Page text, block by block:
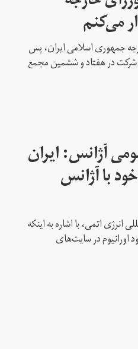
می‌کنم
جمهوری اسلامی ایران، پس
شرکت در هفتاد و ششمین مجمع
آژانس: ایران
با آژانس
انرژی اتمی، با اشاره به اینکه
اورانیوم در سایت‌های